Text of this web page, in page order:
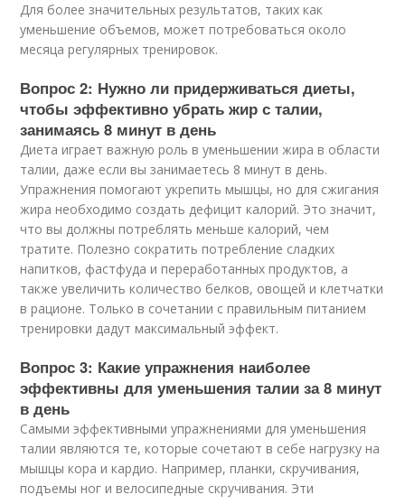
Для более значительных результатов, таких как
уменьшение объемов, может потребоваться около
месяца регулярных тренировок.
Вопрос 2: Нужно ли придерживаться диеты,
чтобы эффективно убрать жир с талии,
занимаясь 8 минут в день
Диета играет важную роль в уменьшении жира в области
талии, даже если вы занимаетесь 8 минут в день.
Упражнения помогают укрепить мышцы, но для сжигания
жира необходимо создать дефицит калорий. Это значит,
что вы должны потреблять меньше калорий, чем
тратите. Полезно сократить потребление сладких
напитков, фастфуда и переработанных продуктов, а
также увеличить количество белков, овощей и клетчатки
в рационе. Только в сочетании с правильным питанием
тренировки дадут максимальный эффект.
Вопрос 3: Какие упражнения наиболее
эффективны для уменьшения талии за 8 минут
в день
Самыми эффективными упражнениями для уменьшения
талии являются те, которые сочетают в себе нагрузку на
мышцы кора и кардио. Например, планки, скручивания,
подъемы ног и велосипедные скручивания. Эти